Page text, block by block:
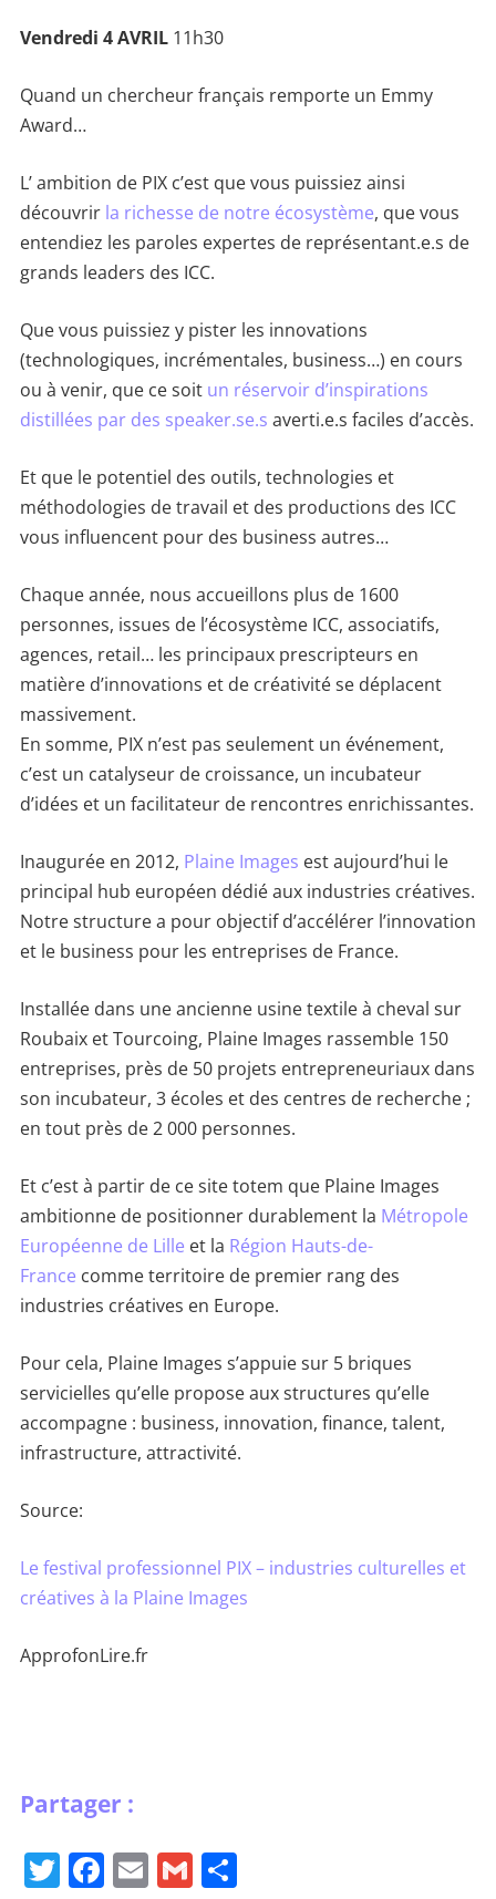
Vendredi 4 AVRIL 11h30
Quand un chercheur français remporte un Emmy
Award…
L’ ambition de PIX c’est que vous puissiez ainsi
découvrir la richesse de notre écosystème, que vous
entendiez les paroles expertes de représentant.e.s de
grands leaders des ICC.
Que vous puissiez y pister les innovations
(technologiques, incrémentales, business…) en cours
ou à venir, que ce soit un réservoir d’inspirations
distillées par des speaker.se.s averti.e.s faciles d’accès.
Et que le potentiel des outils, technologies et
méthodologies de travail et des productions des ICC
vous influencent pour des business autres…
Chaque année, nous accueillons plus de 1600
personnes, issues de l’écosystème ICC, associatifs,
agences, retail… les principaux prescripteurs en
matière d’innovations et de créativité se déplacent
massivement.
En somme, PIX n’est pas seulement un événement,
c’est un catalyseur de croissance, un incubateur
d’idées et un facilitateur de rencontres enrichissantes.
Inaugurée en 2012, Plaine Images est aujourd’hui le
principal hub européen dédié aux industries créatives.
Notre structure a pour objectif d’accélérer l’innovation
et le business pour les entreprises de France.
Installée dans une ancienne usine textile à cheval sur
Roubaix et Tourcoing, Plaine Images rassemble 150
entreprises, près de 50 projets entrepreneuriaux dans
son incubateur, 3 écoles et des centres de recherche ;
en tout près de 2 000 personnes.
Et c’est à partir de ce site totem que Plaine Images
ambitionne de positionner durablement la Métropole
Européenne de Lille et la Région Hauts-de-
France comme territoire de premier rang des
industries créatives en Europe.
Pour cela, Plaine Images s’appuie sur 5 briques
servicielles qu’elle propose aux structures qu’elle
accompagne : business, innovation, finance, talent,
infrastructure, attractivité.
Source:
Le festival professionnel PIX – industries culturelles et
créatives à la Plaine Images
ApprofonLire.fr
T F E G P